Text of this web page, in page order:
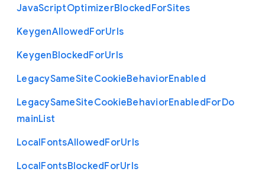
JavaScriptOptimizerBlockedForSites
KeygenAllowedForUrls
KeygenBlockedForUrls
LegacySameSiteCookieBehaviorEnabled
LegacySameSiteCookieBehaviorEnabledForDo
mainList
LocalFontsAllowedForUrls
LocalFontsBlockedForUrls